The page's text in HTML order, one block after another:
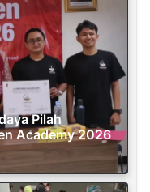
Pilah
Academy 2026